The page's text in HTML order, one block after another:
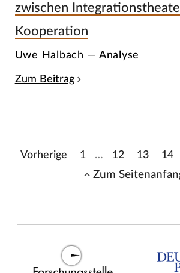
zwischen
Kooperation
Uwe Halbach — Analyse
Zum Beitrag
Vorherige 1 … 12 13 14
Zum